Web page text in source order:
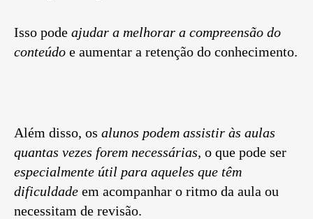
Isso pode ajudar a melhorar a compreensão do
conteúdo e aumentar a retenção do conhecimento.
Além disso, os alunos podem assistir às aulas
quantas vezes forem necessárias, o que pode ser
especialmente útil para aqueles que têm
dificuldade em acompanhar o ritmo da aula ou
necessitam de revisão.